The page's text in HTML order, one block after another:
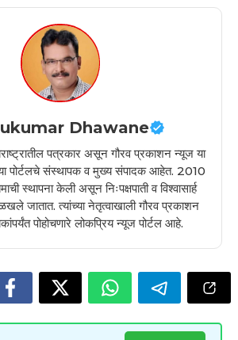
Dhawane
पत्रकार असून गौरव प्रकाशन न्यूज या
पोर्टलचे संस्थापक व मुख्य संपादक आहेत. 2010
स्थापना केली असून निःपक्षपाती व विश्वासार्ह
जातात. त्यांच्या नेतृत्वाखाली गौरव प्रकाशन
पोहोचणारे लोकप्रिय न्यूज पोर्टल आहे.